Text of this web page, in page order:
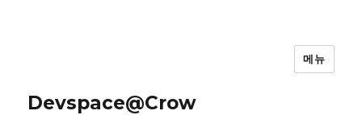
Devspace@Crow
메뉴